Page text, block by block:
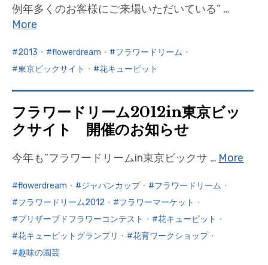
団体概要
例年多くのお客様にご来場いただいている” …
More
2013 ・ flowerdream ・ フラワードリーム ・
東京ビックサイト ・ 花キューピット
フラワードリーム2012in東京ビッ
クサイト 開催のお知らせ
今年も”フラワードリームin東京ビックサ … More
flowerdream ・ ジャパンカップ・ フラワードリーム ・
フラワードリーム2012 ・ フラワーマーケット ・
プリザーブドフラワーコンテスト ・ 花キューピット ・
花キューピットグランプリ ・ 花育ワークショップ・
趣味の園芸